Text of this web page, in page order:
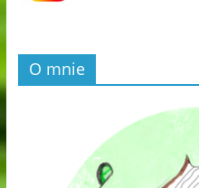
O mnie